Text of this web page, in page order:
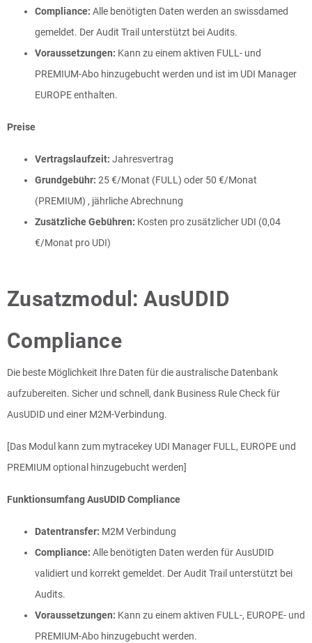
Compliance: Alle benötigten Daten werden an swissdamed
gemeldet. Der Audit Trail unterstützt bei Audits.
Voraussetzungen: Kann zu einem aktiven FULL- und
PREMIUM-Abo hinzugebucht werden und ist im UDI Manager
EUROPE enthalten.
Preise
Vertragslaufzeit: Jahresvertrag
Grundgebühr: 25 €/Monat (FULL) oder 50 €/Monat
(PREMIUM) , jährliche Abrechnung
Zusätzliche Gebühren: Kosten pro zusätzlicher UDI (0,04
€/Monat pro UDI)
Zusatzmodul: AusUDID
Compliance
Die beste Möglichkeit Ihre Daten für die australische Datenbank
aufzubereiten. Sicher und schnell, dank Business Rule Check für
AusUDID und einer M2M-Verbindung.
[Das Modul kann zum mytracekey UDI Manager FULL, EUROPE und
PREMIUM optional hinzugebucht werden]
Funktionsumfang AusUDID Compliance
Datentransfer: M2M Verbindung
Compliance: Alle benötigten Daten werden für AusUDID
validiert und korrekt gemeldet. Der Audit Trail unterstützt bei
Audits.
Voraussetzungen: Kann zu einem aktiven FULL-, EUROPE- und
PREMIUM-Abo hinzugebucht werden.